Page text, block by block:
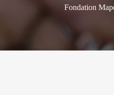
Fondation